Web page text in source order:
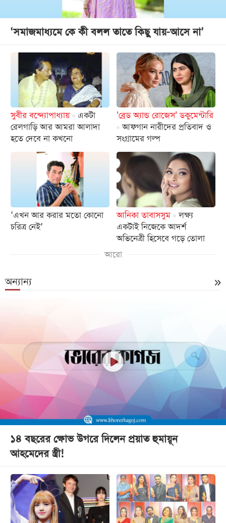
‘সমাজমাধ্যমে কে কী বলল তাতে কিছু যায়-আসে না’
সুবীর বন্দ্যোপাধ্যায়
একটা
রেলগাড়ি আর আমরা আলাদা
হতে দেবে না কখনো
'ব্রেড অ্যান্ড রোজেস' ডকুমেন্টারি
আফগান নারীদের প্রতিবাদ ও
সংগ্রামের গল্প
‘এখন আর করার মতো কোনো
চরিত্র নেই’
আনিকা তাবাসসুম
লক্ষ্য
একটাই নিজেকে আদর্শ
অভিনেত্রী হিসেবে গড়ে তোলা
আরো
অন্যান্য
১৪ বছরের ক্ষোভ উগরে দিলেন প্রয়াত হুমায়ূন
আহমেদের স্ত্রী!